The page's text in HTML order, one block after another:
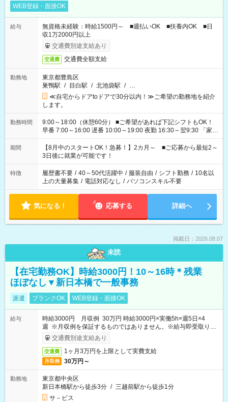
WEB登録・面接OK
給与
無資格未経験：時給1500円～ ■週払いOK ■扶養内OK ■日
収1万2000円以上
交通費別途支給あり
交通費 交通費全額支給
勤務地
東京都豊島区
巣鴨駅 / 目白駅 / 北池袋駅 / …
≪自宅からドアtoドアで30分以内！≫ご希望の勤務地を紹介
します。
勤務時間
9:00～18:00（休憩60分） ■ご希望があれば下記シフトもOK！
早番 7:00～16:00 遅番 10:00～19:00 夜勤 16:30～翌9:30 「家族
と休みを合わせたい」 「余裕を持って夕飯の準備がしたい」
「できれば残業はしたくない」 など、ご希望を教えてください
ね。 ※Wワーク希望の方へ 今ご覧のお仕事で希望する勤務時間
と、もう1つのお仕事の勤務時間。 合計で週40時間を超える場
合は応募できません。
期間
【8月中のスタートOK！急募！】2カ月～ ■ご応募から最短2～
3日後に就業が可能です！
特徴 履歴書不要 / 40～50代活躍中 / 服装自由 / シフト勤務 / 10名以
上の大量募集 / 電話対応なし / パソコンスキル不要
気になる！ 応募する 詳細へ
掲載日：2026.08.07
未読
【在宅勤務OK】時給3000円！10～16時＊残業
ほぼなし▼新日本橋で一般事務
派遣 ブランクOK WEB登録・面接OK
給与
時給3000円 月収例 30万円 時給3000円×実働5h×週5日×4
週 ※月収例を保証するものではありません。※給与即受取りサ
ービス利用可（利用条件有）
交通費別途支給あり
交通費 1ヶ月3万円を上限として実費支給
月収例 30万円～
勤務地
東京都中央区
新日本橋駅から徒歩3分 / 三越前駅から徒歩1分
サ－ビス